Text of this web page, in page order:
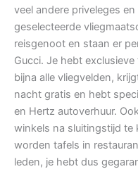
veel andere priveleges
geselecteerde
reisgenoot en staan er
Gucci. Je hebt
bijna alle vliegvelden,
nacht gratis en hebt
en Hertz autoverhuur.
winkels na sluitingstijd te
worden tafels in
leden, je hebt dus